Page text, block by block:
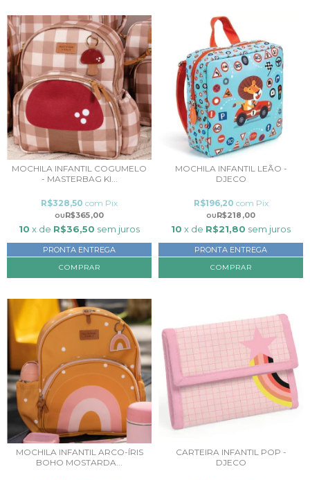
MOCHILA INFANTIL COGUMELO
- MASTERBAG KI...
R$365,00
R$328,50 com Pix
10 x de R$36,50 sem juros
PRONTA ENTREGA
MOCHILA INFANTIL LEÃO -
DJECO
R$218,00
R$196,20 com Pix
10 x de R$21,80 sem juros
PRONTA ENTREGA
MOCHILA INFANTIL ARCO-ÍRIS
BOHO MOSTARDA...
CARTEIRA INFANTIL POP -
DJECO